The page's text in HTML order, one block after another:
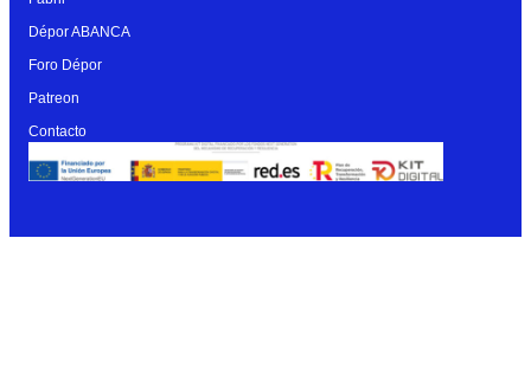
Dépor ABANCA
Foro Dépor
Patreon
Contacto